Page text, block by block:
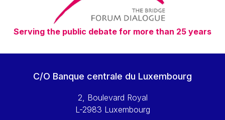
Vassilios Skouris
Vítor Manuel da Silva Caldeira
Viviane Reding
Walter Hagg
Wolfgang Ketterle
Serving the public debate for more than 25 years
C/O Banque centrale du Luxembourg
2, Boulevard Royal
L-2983 Luxembourg